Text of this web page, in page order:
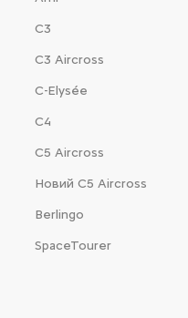
С3
С3 Aircross
C-Elysée
С4
С5 Aircross
Новий С5 Aircross
Berlingo
SpaceTourer